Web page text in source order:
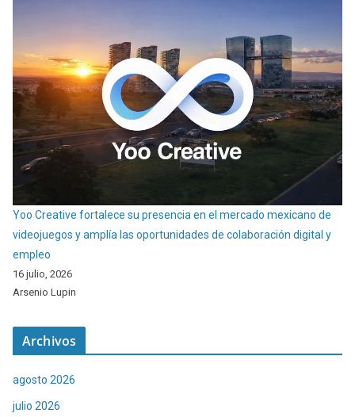
Yoo Creative fortalece su presencia en el mercado mexicano de
videojuegos y amplía las oportunidades de colaboración digital y
empleo
16 julio, 2026
Arsenio Lupin
Archivos
agosto 2026
julio 2026